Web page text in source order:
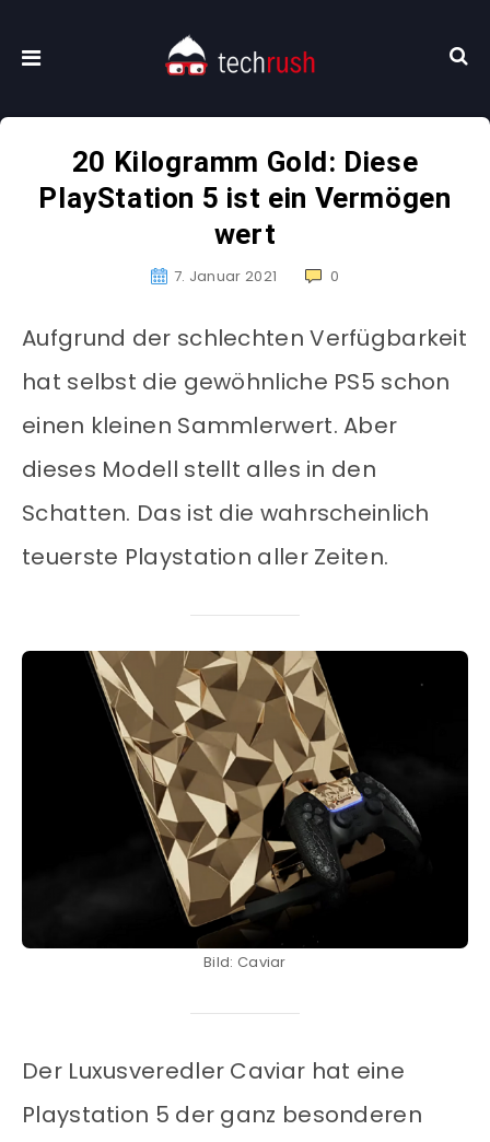
20 Kilogramm Gold: Diese
PlayStation 5 ist ein Vermögen
wert
7. Januar 2021 0
Aufgrund der schlechten Verfügbarkeit
hat selbst die gewöhnliche PS5 schon
einen kleinen Sammlerwert. Aber
dieses Modell stellt alles in den
Schatten. Das ist die wahrscheinlich
teuerste Playstation aller Zeiten.
Bild: Caviar
Der Luxusveredler Caviar hat eine
Playstation 5 der ganz besonderen